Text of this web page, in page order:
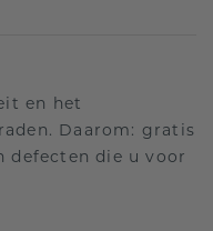
en het
Daarom: gratis
defecten die u voor